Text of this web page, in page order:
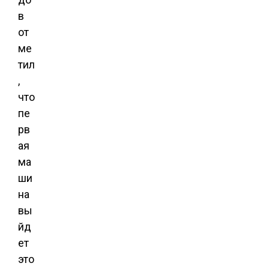
в
от
ме
тил
,
что
пе
рв
ая
ма
ши
на
вы
йд
ет
это